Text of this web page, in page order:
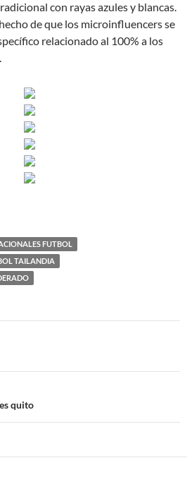
con rayas azules y blancas.
de que los microinfluencers se
relacionado al 100% a los
FUTBOL
TAILANDIA
quito